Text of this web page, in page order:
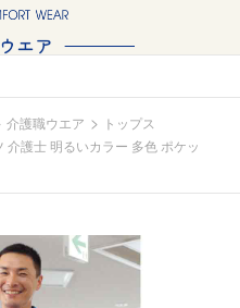
介護職ウエア > トップス
介護士 明るいカラー 多色 ポケッ